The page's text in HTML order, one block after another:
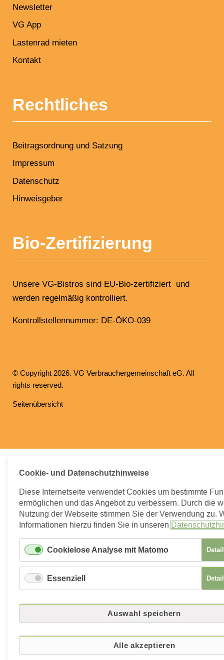
Newsletter
VG App
Lastenrad mieten
Kontakt
Rechtliches
Beitragsordnung und Satzung
Impressum
Datenschutz
Hinweisgeber
Bio-Zertifizierung
Unsere VG-Bistros sind EU-Bio-zertifiziert und
werden regelmäßig kontrolliert.
Kontrollstellennummer: DE-ÖKO-039
© Copyright 2026. VG Verbrauchergemeinschaft eG. All
rights reserved.
Navigation
Seitenübersicht
Cookie- und Datenschutzhinweise
Diese Internetseite verwendet Cookies um bestimmte
ermöglichen und das Angebot zu verbessern. Durch die
Nutzung der Webseite stimmen Sie der Verwendung zu.
Informationen hierzu finden Sie in unseren
Cookielose Analyse mit Matomo
Essenziell
Auswahl speichern
Alle akzeptieren